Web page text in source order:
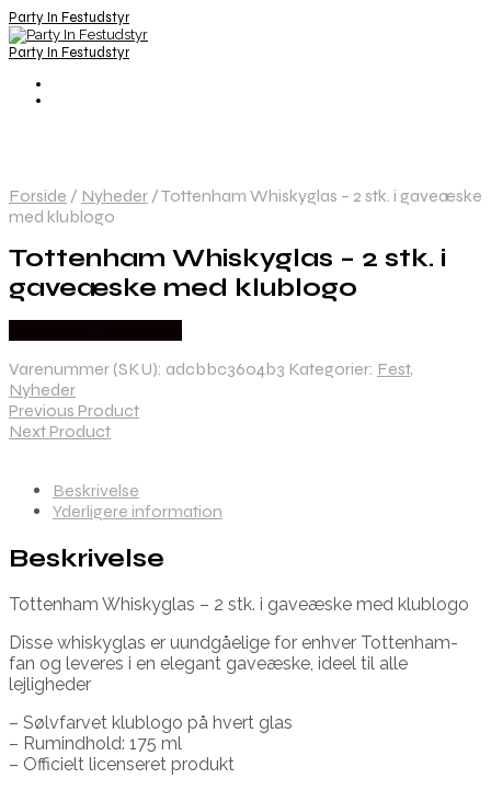
Party In Festudstyr
Party In Festudstyr
Forside / Nyheder /Tottenham Whiskyglas – 2 stk. i gaveæske
med klublogo
Tottenham Whiskyglas – 2 stk. i
gaveæske med klublogo
Varenummer (SKU): adcbbc3604b3 Kategorier: Fest,
Nyheder
Previous Product
Next Product
Beskrivelse
Yderligere information
Beskrivelse
Tottenham Whiskyglas – 2 stk. i gaveæske med klublogo
Disse whiskyglas er uundgåelige for enhver Tottenham-
fan og leveres i en elegant gaveæske, ideel til alle
lejligheder
– Sølvfarvet klublogo på hvert glas
– Rumindhold: 175 ml
– Officielt licenseret produkt